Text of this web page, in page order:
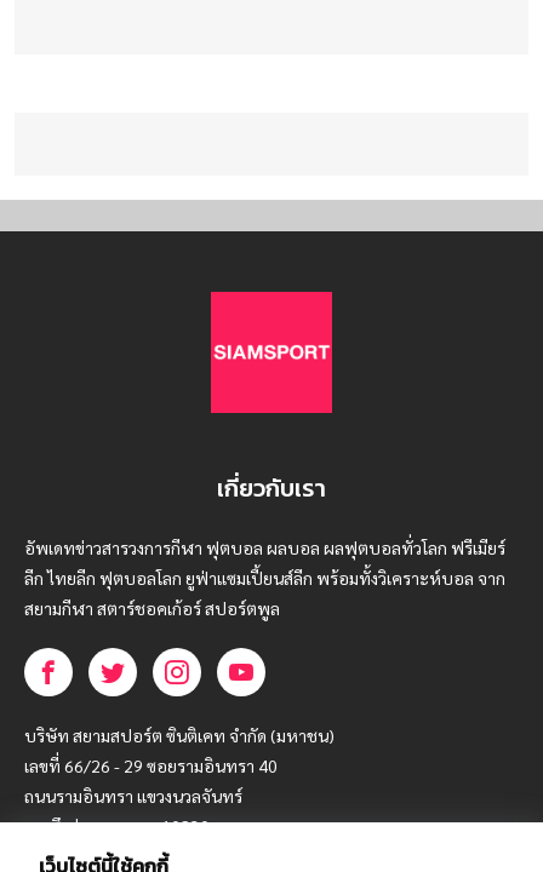
เกี่ยวกับเรา
อัพเดทข่าวสารวงการกีฬา ฟุตบอล ผลบอล ผลฟุตบอลทั่วโลก ฟรีเมียร์
ลีก ไทยลีก ฟุตบอลโลก ยูฟ่าแซมเปี้ยนส์ลีก พร้อมทั้งวิเคราะห์บอล จาก
สยามกีฬา สตาร์ชอคเก้อร์ สปอร์ตพูล
บริษัท สยามสปอร์ต ซินติเคท จำกัด (มหาชน)
เลขที่ 66/26 - 29 ซอยรามอินทรา 40
ถนนรามอินทรา แขวงนวลจันทร์
เขตบึงกุ่ม กรุงเทพฯ 10230
เว็บไซต์นี้ใช้คุกกี้